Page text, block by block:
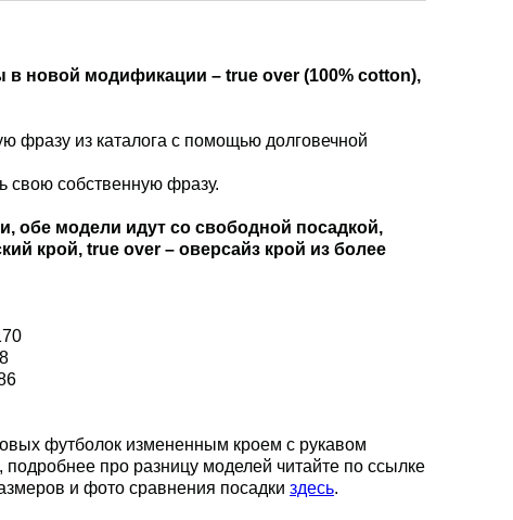
новой модификации – true over (100% cotton),
фразу из каталога с помощью долговечной
свою собственную фразу.
обе модели идут со свободной посадкой,
крой, true over – оверсайз крой из более
футболок измененным кроем с рукавом
подробнее про разницу моделей читайте по ссылке
и фото сравнения посадки здесь.